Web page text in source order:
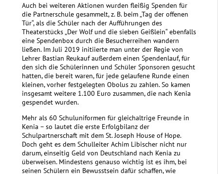
Auch bei weiteren Aktionen wurden fleißig Spenden für
die Partnerschule gesammelt, z. B. beim „Tag der offenen
Tür“, als die Schüler nach der Aufführungen des
Theaterstücks „Der Wolf und die sieben Geißlein“ ebenfalls
eine Spendenbox durch die Besucherreihen wandern
ließen. Im Juli 2019 initiierte man unter der Regie von
Lehrer Bastian Reukauf außerdem einen Spendenlauf, für
den sich die Schülerinnen und Schüler Sponsoren gesucht
hatten, die bereit waren, für jede gelaufene Runde einen
kleinen, vorher festgelegten Obolus zu zahlen. So kamen
insgesamt weitere 1.100 Euro zusammen, die nach Kenia
gespendet wurden.
Mehr als 60 Schuluniformen für gleichaltrige Freunde in
Kenia – so lautet die erste Erfolgbilanz der
Schulpartnerschaft mit dem St. Joseph House of Hope.
Doch geht es dem Schulleiter Achim Libischer nicht nur
darum, einseitig Geld von Deutschland nach Kenia zu
überweisen. Mindestens genauso wichtig ist es ihm, bei
seinen Schülern ein Bewusstsein dafür schaffen, wie